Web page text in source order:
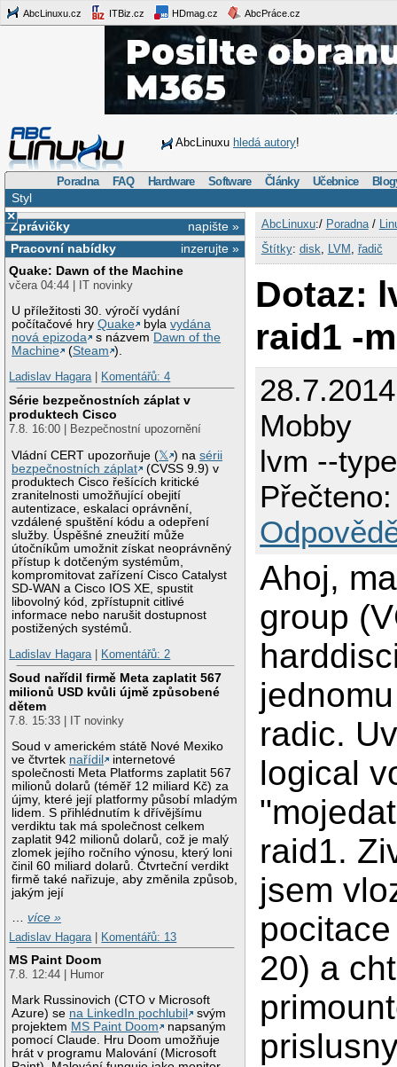
AbcLinuxu.cz ITBiz.cz HDmag.cz AbcPráce.cz
AbcLinuxu hledá autory!
Poradna FAQ Hardware Software Články Učebnice
Styl
×
napište »
Zprávičky
inzerujte »
Pracovní nabídky
Quake: Dawn of the Machine
včera 04:44 | IT novinky
U příležitosti 30. výročí vydání
počítačové hryQuake bylavydána
nová epizoda
s názvem Dawn of the
Machine
(Steam ).
Ladislav Hagara| Komentářů: 4
Série bezpečnostních záplat v
produktech Cisco
7.8. 16:00 | Bezpečnostní upozornění
Vládní CERT upozorňuje (𝕏 ) nasérii
bezpečnostních záplat
(CVSS 9.9) v
produktech Cisco řešících kritické
zranitelnosti umožňující obejití
autentizace, eskalaci oprávnění,
vzdálené spuštění kódu a odepření
služby. Úspěšné zneužití může
útočníkům umožnit získat neoprávněný
přístup k dotčeným systémům,
kompromitovat zařízení Cisco Catalyst
SD-WAN a Cisco IOS XE, spustit
libovolný kód, zpřístupnit citlivé
informace nebo narušit dostupnost
postižených systémů.
Ladislav Hagara| Komentářů: 2
Soud nařídil firmě Meta zaplatit 567
milionů USD kvůli újmě způsobené
dětem
7.8. 15:33 | IT novinky
Soud v americkém státě Nové Mexiko
ve čtvrtek nařídil
internetové
společnosti Meta Platforms zaplatit 567
milionů dolarů (téměř 12 miliard Kč) za
újmy, které její platformy působí mladým
lidem. S přihlédnutím k dřívějšímu
verdiktu tak má společnost celkem
zaplatit 942 milionů dolarů, což je malý
zlomek jejího ročního výnosu, který loni
činil 60 miliard dolarů. Čtvrteční verdikt
firmě také nařizuje, aby změnila způsob,
jakým její
…více »
Ladislav Hagara
Komentářů: 13
MS Paint Doom
7.8. 12:44 | Humor
Mark Russinovich (CTO v Microsoft
Azure) se na LinkedIn pochlubil
svým
projektem MS Paint Doom
napsaným
pomocí Claude. Hru Doom umožňuje
hrát v programu Malování (Microsoft
AbcLinuxu:/ Poradna/
Štítky: disk LVM řadič
Dotaz:
raid1 -
Mobby
lvm --
Ahoj,
group
radic.
logical
raid1.
jsem
20) a